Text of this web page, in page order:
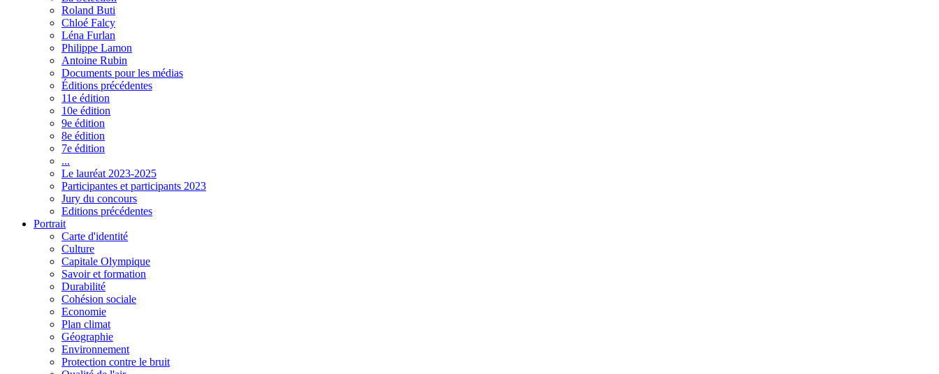
Roland Buti
Chloé Falcy
Léna Furlan
Philippe Lamon
Antoine Rubin
Documents pour les médias
Éditions précédentes
11e édition
10e édition
9e édition
8e édition
7e édition
...
Le lauréat 2023-2025
Participantes et participants 2023
Jury du concours
Editions précédentes
Portrait
Carte d'identité
Culture
Capitale Olympique
Savoir et formation
Durabilité
Cohésion sociale
Economie
Plan climat
Géographie
Environnement
Protection contre le bruit